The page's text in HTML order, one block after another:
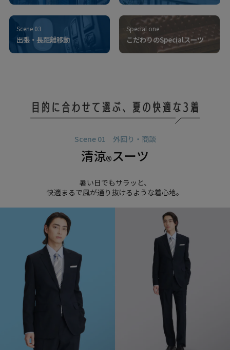
Scene 03
出張・長距離移動
Special one
こだわりのSpecialスーツ
Scene 01 外回り・商談
清涼®スーツ
暑い日でもサラッと、
快適まるで風が通り抜けるような着心地。